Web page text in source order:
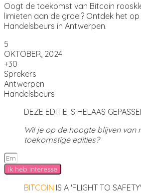
Oogt de toekomst van Bitcoin
limieten aan de groei? Ontdek het
Handelsbeurs in Antwerpen.
5
OKTOBER, 2024
+30
Sprekers
Antwerpen
Handelsbeurs
DEZE EDITIE IS HELAAS
Wil je op de hoogte blijven van
toekomstige edities?
Ik heb interesse
BITCOIN IS A 'FLIGHT TO